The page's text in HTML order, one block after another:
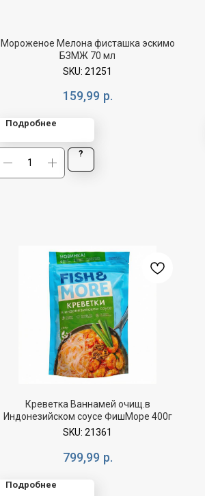
Мороженое Мелона фисташка эскимо
БЗМЖ 70 мл
SKU: 21251
159,99 р.
Подробнее
?
Креветка Ваннамей очищ.в
Индонезийском соусе ФишМоре 400г
SKU: 21361
799,99 р.
Подробнее